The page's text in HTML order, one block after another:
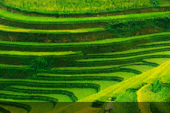
ויזה לארה"ב חייגו
072-33-
750
פרטיכם ונחזור בהקדם